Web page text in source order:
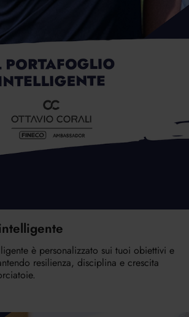
è personalizzato sui tuoi obiettivi e
resilienza, disciplina e crescita